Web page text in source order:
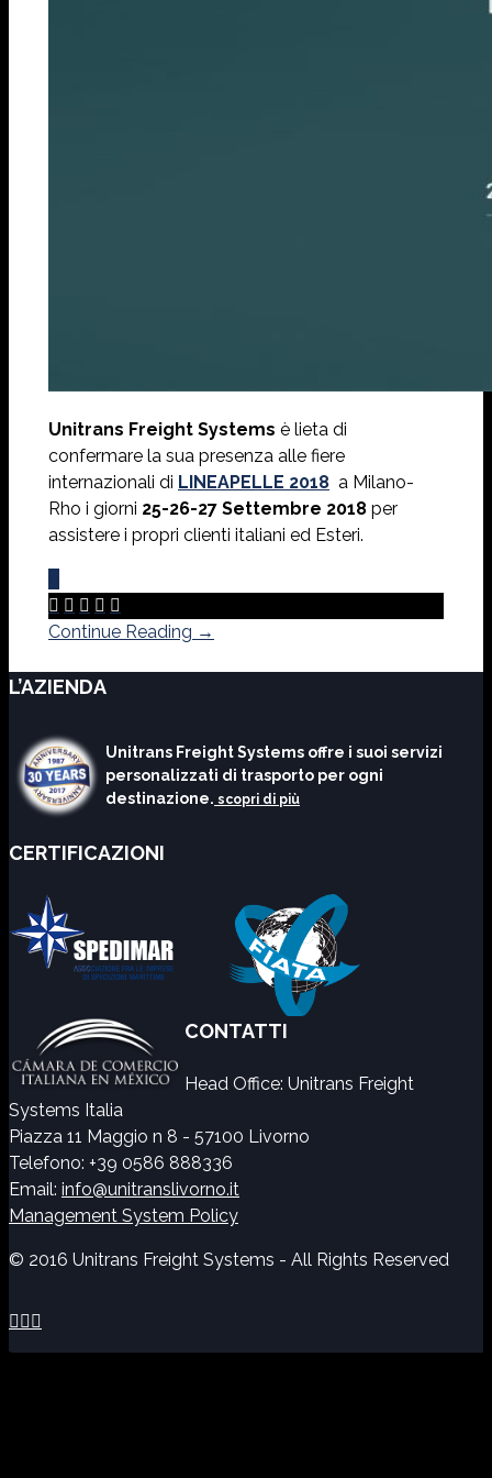
Unitrans Freight Systems è lieta di
confermare la sua presenza alle fiere
internazionali di LINEAPELLE 2018 a Milano-
Rho i giorni 25-26-27 Settembre 2018 per
assistere i propri clienti italiani ed Esteri.
    
Continue Reading →
L’AZIENDA
Unitrans Freight Systems offre i suoi servizi
personalizzati di trasporto per ogni
destinazione. scopri di più
CERTIFICAZIONI
CONTATTI
Head Office: Unitrans Freight
Systems Italia
Piazza 11 Maggio n 8 - 57100 Livorno
Telefono: +39 0586 888336
Email: info@unitranslivorno.it
Management System Policy
© 2016 Unitrans Freight Systems - All Rights Reserved
  